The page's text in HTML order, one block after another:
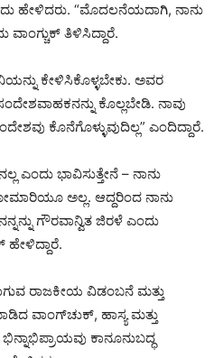
ಹೇಳಿದರು. “ಮೊದಲನೆಯದಾಗಿ, ನಾನು
ವಾಂಗ್ಚುಕ್ ತಿಳಿಸಿದ್ದಾರೆ.
ಕೇಳಿಸಿಕೊಳ್ಳಬೇಕು. ಅವರ
ಕೊಲ್ಲಬೇಡಿ. ನಾವು
ಕೊನೆಗೊಳ್ಳುವುದಿಲ್ಲ” ಎಂದಿದ್ದಾರೆ.
ಎಂದು ಭಾವಿಸುತ್ತೇನೆ – ನಾನು
ಅಲ್ಲ. ಆದ್ದರಿಂದ ನಾನು
ಗೌರವಾನ್ವಿತ ಜಿರಳೆ ಎಂದು
ಹೇಳಿದ್ದಾರೆ.
ರಾಜಕೀಯ ವಿಡಂಬನೆ ಮತ್ತು
ವಾಂಗ್‌ಚುಕ್, ಹಾಸ್ಯ ಮತ್ತು
ಕಾನೂನುಬದ್ಧ